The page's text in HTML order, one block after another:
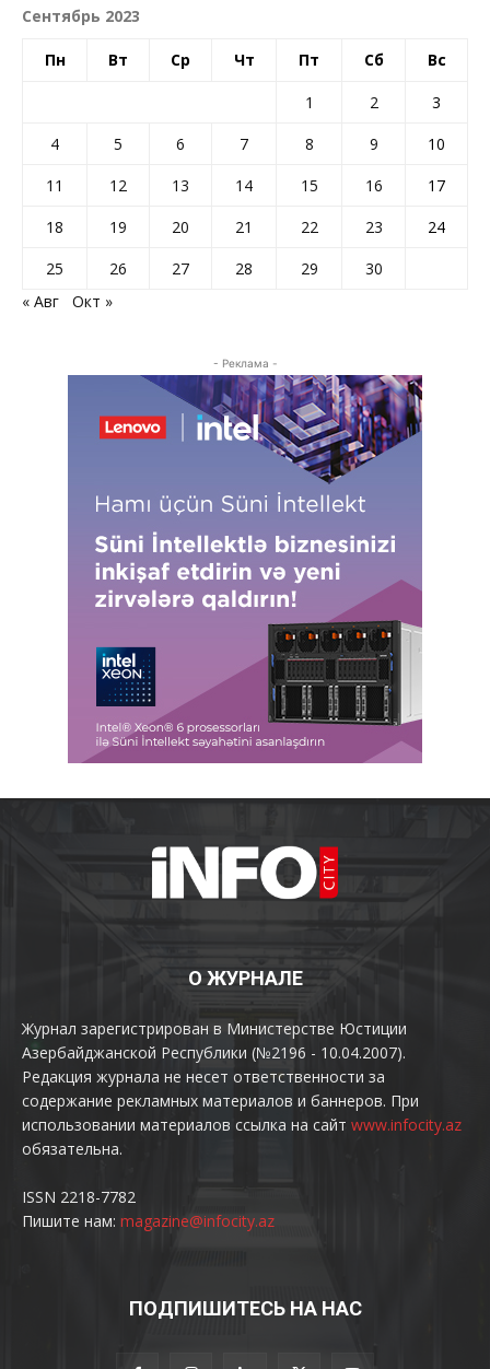
Сентябрь 2023
Пн Вт Ср Чт Пт Сб Вс
1 2
3
4
5 6 7 8 9
10
11
12 13 14 15 16
17
18
19 20 21 22 23
24
25
26 27 28 29
30
« Авг
Окт »
- Реклама -
О ЖУРНАЛЕ
Журнал зарегистрирован в Министерстве Юстиции
Азербайджанской Республики (№2196 - 10.04.2007).
Редакция журнала не несет ответственности за
содержание рекламных материалов и баннеров. При
использовании материалов ссылка на сайт www.infocity.az
обязательна.
ISSN 2218-7782
Пишите нам: magazine@infocity.az
ПОДПИШИТЕСЬ НА НАС